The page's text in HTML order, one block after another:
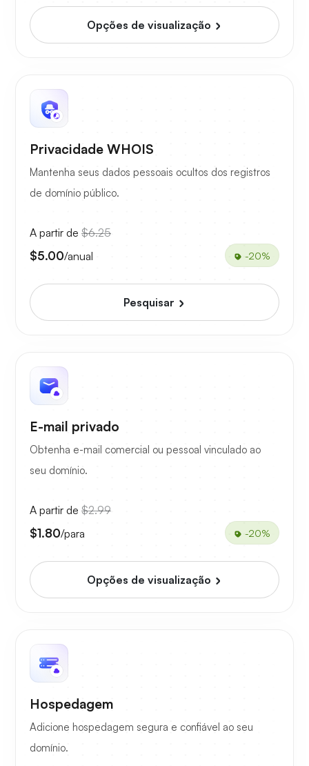
Opções de visualização
Privacidade WHOIS
Mantenha seus dados pessoais ocultos dos registros
de domínio público.
A partir de $6.25
$5.00/anual -20%
Pesquisar
E-mail privado
Obtenha e-mail comercial ou pessoal vinculado ao
seu domínio.
A partir de $2.99
$1.80/para -20%
Opções de visualização
Hospedagem
Adicione hospedagem segura e confiável ao seu
domínio.